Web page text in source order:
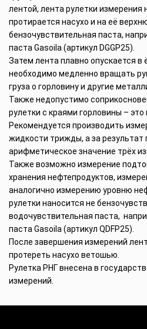
лентой, лента рулетки измерения
протирается насухо и на её
бензочувствительная паста,
паста Gasoila (артикул DGGP25).
Затем лента плавно опускается в
необходимо медленно вращать
груза о горловину и другие
Также недопустимо
рулетки с краями горловины –
Рекомендуется производить
жидкости трижды, а за результат
арифметическое значение трёх
Также возможно измерение
хранения нефтепродуктов,
аналогично измерению уровню
рулетки наносится не
водочувствительная паста,
паста Gasoila (артикул QDFP25).
После завершения измерений
протереть насухо ветошью.
Рулетка РНГ внесена в
измерений.